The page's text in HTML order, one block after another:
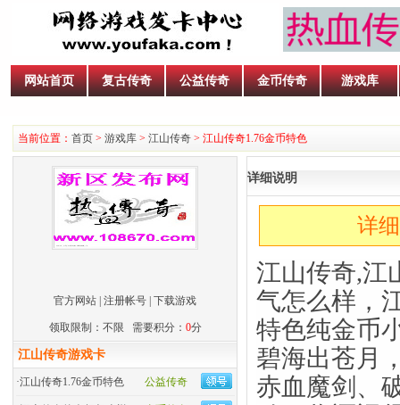
网站首页 复古传奇 公益传奇 金币传奇 游戏库
当前位置： 首页 > 游戏库 > 江山传奇 > 江山传奇1.76金币特色
官方网站 注册帐号 下载游戏
领取限制：不限 需要积分： 0分
江山传奇游戏卡
公益传奇
·江山传奇1.76金币特色
详细说明
详
江山传奇,江
气怎么样，
特色纯金币
碧海出苍月
赤血魔剑、